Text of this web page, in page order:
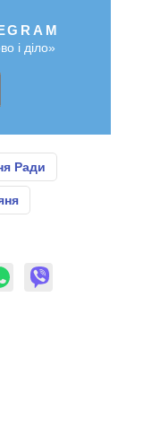
і діло»
Ради